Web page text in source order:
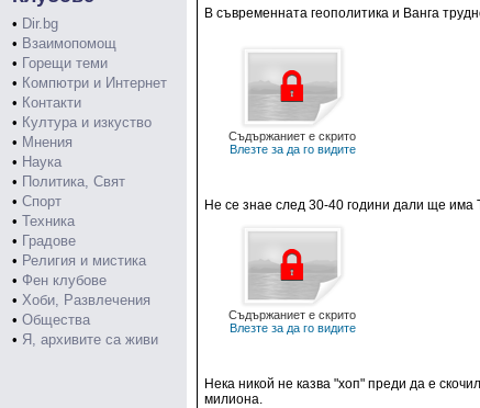
• Dir.bg
• Взаимопомощ
• Горещи теми
• Компютри и Интернет
• Контакти
• Култура и изкуство
• Мнения
• Наука
• Политика, Свят
• Спорт
• Техника
• Градове
• Религия и мистика
• Фен клубове
• Хоби, Развлечения
• Общества
• Я, архивите са живи
В съвременната геополитика и Ванга
Съдържаниет е скрито
Влезте за да го видите
Не се знае след 30-40 години дали ще има
Съдържаниет е скрито
Влезте за да го видите
Нека никой не казва "хоп" преди да е
милиона.